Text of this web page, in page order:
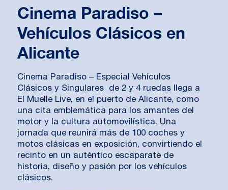
Cinema Paradiso –
Vehículos Clásicos en
Alicante
Cinema Paradiso – Especial Vehículos
Clásicos y Singulares de 2 y 4 ruedas llega a
El Muelle Live, en el puerto de Alicante, como
una cita emblemática para los amantes del
motor y la cultura automovilística. Una
jornada que reunirá más de 100 coches y
motos clásicas en exposición, convirtiendo el
recinto en un auténtico escaparate de
historia, diseño y pasión por los vehículos
clásicos.